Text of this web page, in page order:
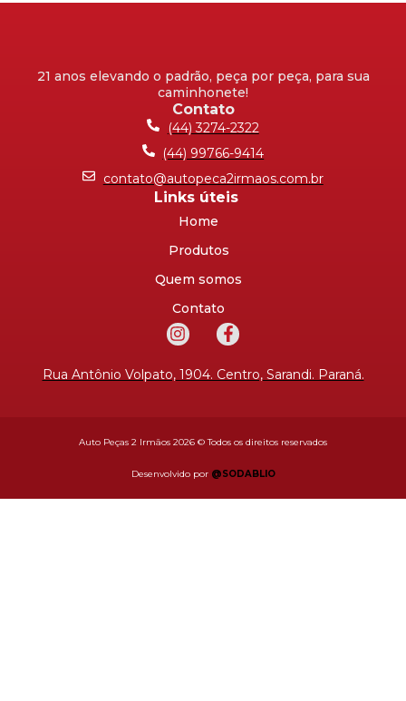
21 anos elevando o padrão, peça por peça, para sua
caminhonete!
Contato
(44) 3274-2322
(44) 99766-9414
contato@autopeca2irmaos.com.br
Links úteis
Home
Produtos
Quem somos
Contato
Rua Antônio Volpato, 1904. Centro, Sarandi. Paraná.
Auto Peças 2 Irmãos 2026 © Todos os direitos reservados
Desenvolvido por @SODABLIO